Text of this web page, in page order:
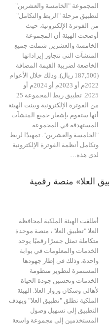
المجموعة "الخامسة والعشرين"
لتطبيق مرحلة "الربط والتكامل"
من الفوترة الإلكترونية. حيث
أوضحت الهيئة أن المجموعة
الخامسة والعشرين شملت جميع
المنشآت التي تتجاوز إيراداتها
الخاضعة لضريبة القيمة المضافة
(187,500 ريال). وذلك خلال الأعوام
2022م أو 2023م أو 2024م أو
2025. تطبيق ربط المجموعة 25
من الفوترة الإلكترونية وبينت الهيئة
أنها ستقوم بإشعار جميع المنشآت
المستهدفة في المجموعة
"الخامسة والعشرين". تمهيدًا لربط
وتكامل أنظمة الفوترة الإلكترونية
لدى هذه…
العلا» منصة رقمية
أطلقت الهيئة الملكية لمحافظة
العلا "تطبيق العلا"، منصة موحدة
متكاملة تمثل جسرًا رقميًا يوحد
الخدمات والمعلومات في بوابة
واحدة، وذلك في إطار جهودها
المستمرة لتطوير منظومة
الخدمات وتحسين جودة الحياة
لأهالي وسكان وزوار العلا. الهيئة
الملكية تطلق "تطبيق العلا" ويهدف
التطبيق إلى تسهيل وصول
المستخدمين إلى مجموعة واسعة